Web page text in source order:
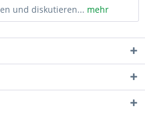
und diskutieren... mehr